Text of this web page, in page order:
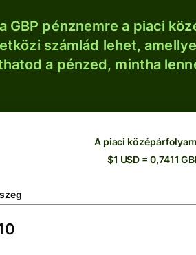
GBP pénznemre a piaci
számlád lehet,
a pénzed, mintha
A piaci középárfolyam
$1 USD = 0,7411